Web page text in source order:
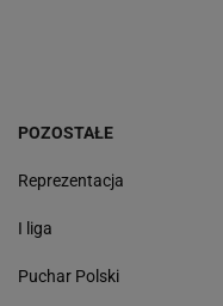
POZOSTAŁE
Reprezentacja
I liga
Puchar Polski